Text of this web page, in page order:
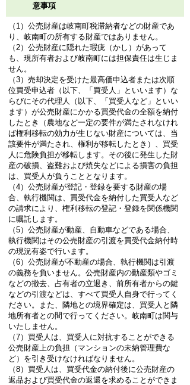
意事項
（1）公売財産は岐南町税滞納者などの財産であ
り、岐南町の所有する財産ではありません。
（2）公売財産に隠れた瑕疵（かし）があって
も、現所有者および岐南町には担保責任は生じま
せん。
（3）売却決定を受けた最高価申込者または次順
位買受申込者（以下、「買受人」といいます）な
らびにその代理人（以下、「買受人など」といい
ます）が公売財産にかかる買受代金の全額を納付
したとき（農地など一定の要件が満たされなけれ
ば権利移転の効力が生じない財産については、当
該要件が満たされ、権利が移転したとき）、買受
人に危険負担が移転します。その後に発生した財
産の破損、盗難および焼失などによる損害の負担
は、買受人が負うこととなります。
（4）公売財産が登記・登録を要する財産の場
合、執行機関は、買受代金を納付した買受人など
の請求により、権利移転の登記・登録を関係機関
に嘱託します。
（5）公売財産が動産、自動車などである場合、
執行機関はその公売財産の引渡を買受代金納付時
の現況有姿で行います。
（6）公売財産が不動産の場合、執行機関は引渡
の義務を負いません。公売財産内の動産類やゴミ
などの撤去、占有者の立退き、前所有者からの鍵
などの引渡などは、すべて買受人自身で行ってく
ださい。また、隣地との境界確定は、買受人と隣
地所有者との間で行ってください。岐南町は関与
いたしません。
（7）買受人は、買受人に対抗することができる
公売財産上の負担（マンションの未納管理費な
ど）を引き受けなければなりません。
（8）買受人は、買受代金の納付後に公売財産の
返品および買受代金の返還を求めることができま